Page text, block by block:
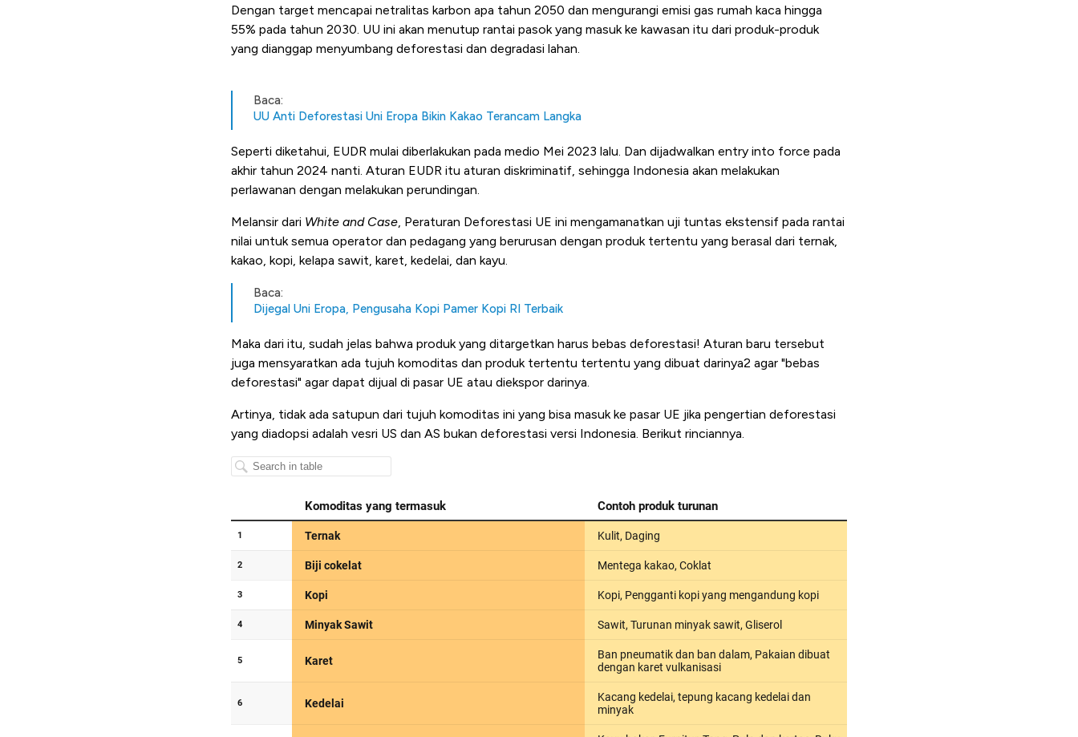
Dengan target mencapai netralitas karbon apa tahun 2050 dan mengurangi emisi gas rumah kaca hingga
55% pada tahun 2030. UU ini akan menutup rantai pasok yang masuk ke kawasan itu dari produk-produk
yang dianggap menyumbang deforestasi dan degradasi lahan.
Baca:
UU Anti Deforestasi Uni Eropa Bikin Kakao Terancam Langka
Seperti diketahui, EUDR mulai diberlakukan pada medio Mei 2023 lalu. Dan dijadwalkan entry into force pada
akhir tahun 2024 nanti. Aturan EUDR itu aturan diskriminatif, sehingga Indonesia akan melakukan
perlawanan dengan melakukan perundingan.
Melansir dari White and Case, Peraturan Deforestasi UE ini mengamanatkan uji tuntas ekstensif pada rantai
nilai untuk semua operator dan pedagang yang berurusan dengan produk tertentu yang berasal dari ternak,
kakao, kopi, kelapa sawit, karet, kedelai, dan kayu.
Baca:
Dijegal Uni Eropa, Pengusaha Kopi Pamer Kopi RI Terbaik
Maka dari itu, sudah jelas bahwa produk yang ditargetkan harus bebas deforestasi! Aturan baru tersebut
juga mensyaratkan ada tujuh komoditas dan produk tertentu tertentu yang dibuat darinya2 agar "bebas
deforestasi" agar dapat dijual di pasar UE atau diekspor darinya.
Artinya, tidak ada satupun dari tujuh komoditas ini yang bisa masuk ke pasar UE jika pengertian deforestasi
yang diadopsi adalah vesri US dan AS bukan deforestasi versi Indonesia. Berikut rinciannya.